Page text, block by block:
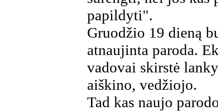
papildyti".
Gruodžio 19 dieną
atnaujinta paroda.
vadovai skirstė
aiškino, vedžiojo.
Tad kas naujo